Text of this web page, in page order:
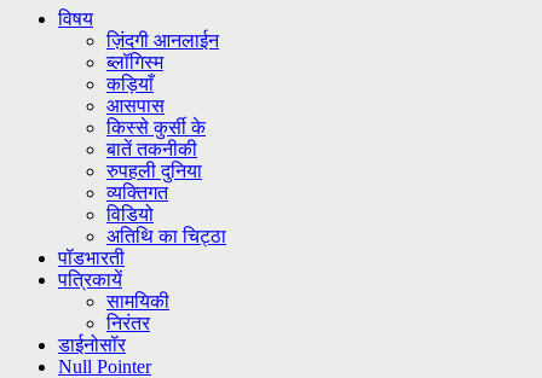
विषय
ज़िंदगी आनलाईन
ब्लॉगिस्म
कड़ियाँ
आसपास
किस्से कुर्सी के
बातें तकनीकी
रुपहली दुनिया
व्यक्तिगत
विडियो
अतिथि का चिट्ठा
पॉडभारती
पत्रिकायें
सामयिकी
निरंतर
डाईनोसॉर
Null Pointer